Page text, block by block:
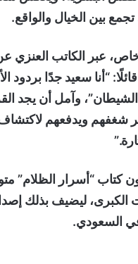
تجمع بين الخيال والواقع.
عبر الكاتب العنزي
“أنا سعيد جدًا بردود
وآمل أن يجد
شغفهم ويدفعهم
كتاب “أسرار الظلام”
الكبرى، ليضيف بذلك
السعودي.